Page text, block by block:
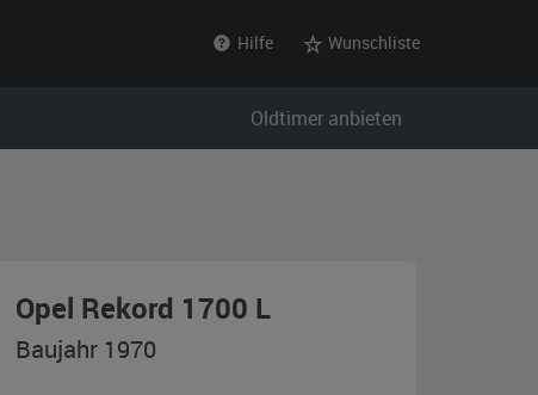
Hilfe Wunschliste
Oldtimer anbieten
Opel Rekord 1700 L,
Baujahr 1970